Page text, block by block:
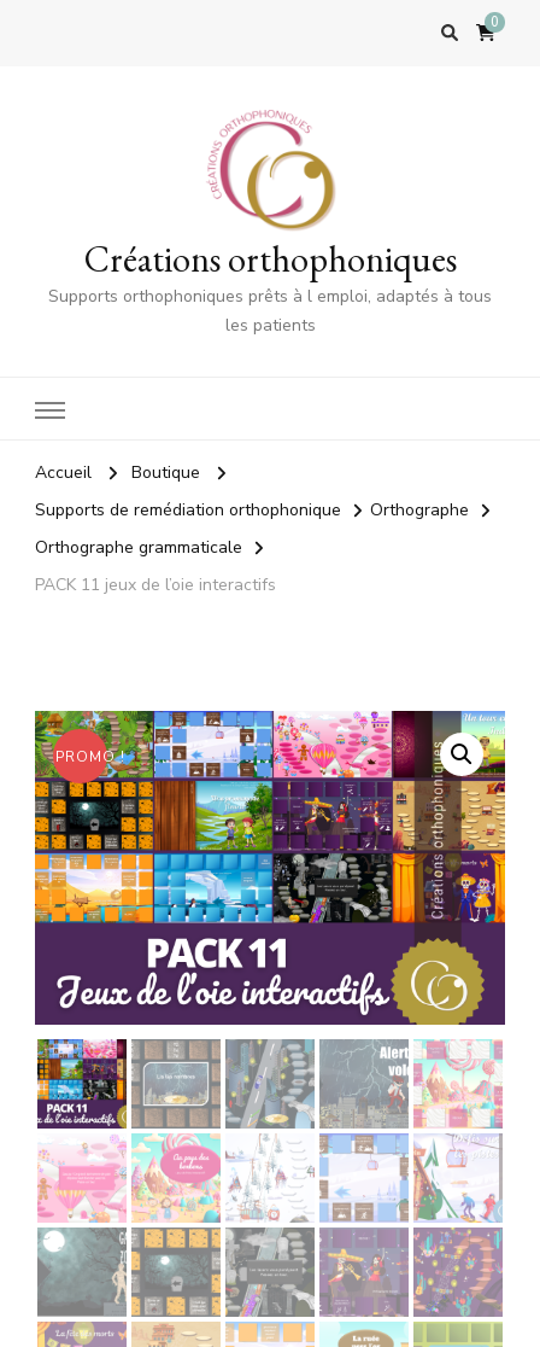
0
Créations orthophoniques
Supports orthophoniques prêts à l emploi, adaptés à tous
les patients
Accueil
Boutique
Supports de remédiation orthophonique
Orthographe
Orthographe grammaticale
PACK 11 jeux de l’oie interactifs
PROMO !